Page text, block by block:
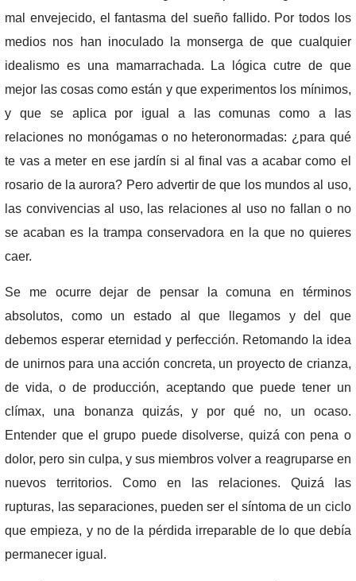
mal envejecido, el fantasma del sueño fallido. Por todos los
medios nos han inoculado la monserga de que cualquier
idealismo es una mamarrachada. La lógica cutre de que
mejor las cosas como están y que experimentos los mínimos,
y que se aplica por igual a las comunas como a las
relaciones no monógamas o no heteronormadas: ¿para qué
te vas a meter en ese jardín si al final vas a acabar como el
rosario de la aurora? Pero advertir de que los mundos al uso,
las convivencias al uso, las relaciones al uso no fallan o no
se acaban es la trampa conservadora en la que no quieres
caer.
Se me ocurre dejar de pensar la comuna en términos
absolutos, como un estado al que llegamos y del que
debemos esperar eternidad y perfección. Retomando la idea
de unirnos para una acción concreta, un proyecto de crianza,
de vida, o de producción, aceptando que puede tener un
clímax, una bonanza quizás, y por qué no, un ocaso.
Entender que el grupo puede disolverse, quizá con pena o
dolor, pero sin culpa, y sus miembros volver a reagruparse en
nuevos territorios. Como en las relaciones. Quizá las
rupturas, las separaciones, pueden ser el síntoma de un ciclo
que empieza, y no de la pérdida irreparable de lo que debía
permanecer igual.